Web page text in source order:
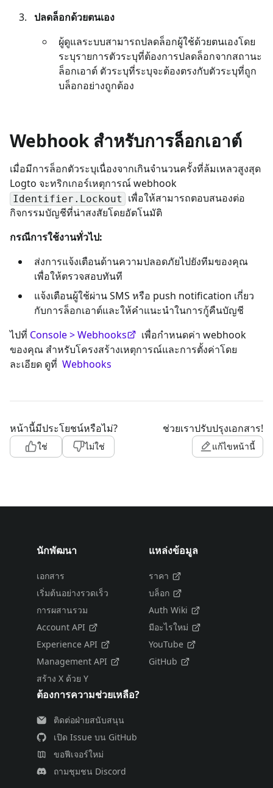
ปลดล็อกด้วยตนเอง
ผู้ดูแลระบบสามารถปลดล็อกผู้ใช้ด้วยตนเองโดย
ระบุรายการตัวระบุที่ต้องการปลดล็อกจากสถานะ
ล็อกเอาต์ ตัวระบุที่ระบุจะต้องตรงกับตัวระบุที่ถูก
บล็อกอย่างถูกต้อง
Webhook สำหรับการล็อกเอาต์
เมื่อมีการล็อกตัวระบุเนื่องจากเกินจำนวนครั้งที่ล้มเหลวสูงสุด
Logto จะทริกเกอร์เหตุการณ์ webhook
Identifier.Lockout
เพื่อให้สามารถตอบสนองต่อ
กิจกรรมบัญชีที่น่าสงสัยโดยอัตโนมัติ
กรณีการใช้งานทั่วไป:
ส่งการแจ้งเตือนด้านความปลอดภัยไปยังทีมของคุณ
เพื่อให้ตรวจสอบทันที
แจ้งเตือนผู้ใช้ผ่าน SMS หรือ push notification เกี่ยว
กับการล็อกเอาต์และให้คำแนะนำในการกู้คืนบัญชี
ไปที่ Console > Webhooks
เพื่อกำหนดค่า webhook
ของคุณ สำหรับโครงสร้างเหตุการณ์และการตั้งค่าโดย
ละเอียด ดูที่ Webhooks
หน้านี้มีประโยชน์หรือไม่?
ใช่ ไม่ใช่
ช่วยเราปรับปรุงเอกสาร!
แก้ไขหน้านี้
นักพัฒนา
เอกสาร
เริ่มต้นอย่างรวดเร็ว
การผสานรวม
Account API
Experience API
Management API
สร้าง X ด้วย Y
แหล่งข้อมูล
ราคา
บล็อก
Auth Wiki
มีอะไรใหม่
YouTube
GitHub
ต้องการความช่วยเหลือ?
ติดต่อฝ่ายสนับสนุน
เปิด Issue บน GitHub
ขอฟีเจอร์ใหม่
ถามชุมชน Discord